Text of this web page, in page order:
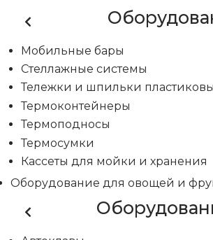
Мобильные бары
Стеллажные системы
Тележки и шпильки
Термоконтейнеры
Термоподносы
Термосумки
Кассеты для мойки и хранения
Оборудование для овощей и